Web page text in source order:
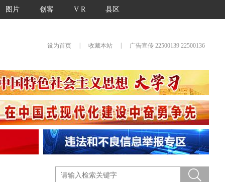
图片 创客 V R 县区
设为首页 收藏本站 广告宣传 22500139 22500136